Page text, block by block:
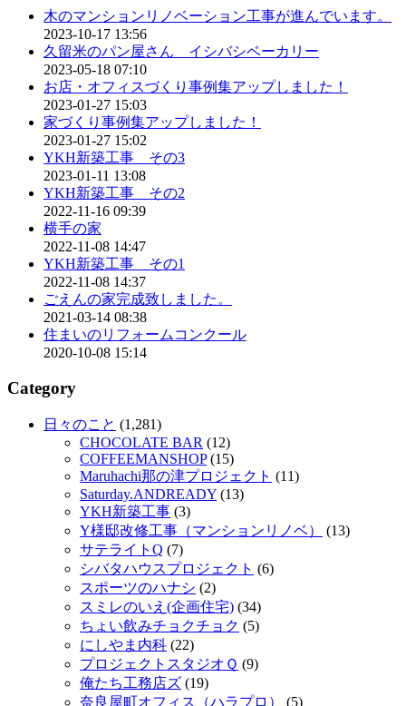
木のマンションリノベーション工事が進んでいます。
2023-10-17 13:56
久留米のパン屋さん イシバシベーカリー
2023-05-18 07:10
お店・オフィスづくり事例集アップしました！
2023-01-27 15:03
家づくり事例集アップしました！
2023-01-27 15:02
YKH新築工事 その3
2023-01-11 13:08
YKH新築工事 その2
2022-11-16 09:39
横手の家
2022-11-08 14:47
YKH新築工事 その1
2022-11-08 14:37
ごえんの家完成致しました。
2021-03-14 08:38
住まいのリフォームコンクール
2020-10-08 15:14
Category
日々のこと (1,281)
CHOCOLATE BAR (12)
COFFEEMANSHOP(15)
Maruhachi那の津プロジェクト (11)
Saturday.ANDREADY (13)
YKH新築工事 (3)
Y様邸改修工事（マンションリノベ）
(13)
サテライトQ (7)
シバタハウスプロジェクト (6)
スポーツのハナシ (2)
スミレのいえ(企画住宅) (34)
ちょい飲みチョクチョク (5)
にしやま内科 (22)
プロジェクトスタジオＱ (9)
俺たち工務店ズ (19)
奈良屋町オフィス（ハラプロ）
(5)